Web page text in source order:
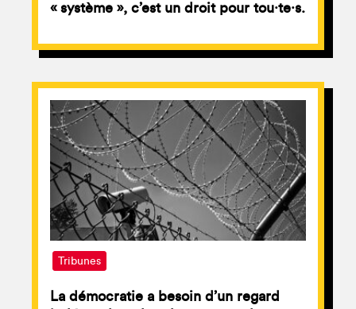
« système », c’est un droit pour tou⸱te⸱s.
Tribunes
La démocratie a besoin d’un regard